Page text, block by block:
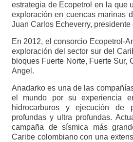
estrategia de Ecopetrol en la que
exploración en cuencas marinas
Juan Carlos Echeverry, presidente
En 2012, el consorcio Ecopetrol-
exploración del sector sur del
bloques Fuerte Norte, Fuerte Sur,
Angel.
Anadarko es una de las
el mundo por su experiencia
hidrocarburos y ejecución de
profundas y ultra profundas.
campaña de sísmica más
Caribe colombiano con una